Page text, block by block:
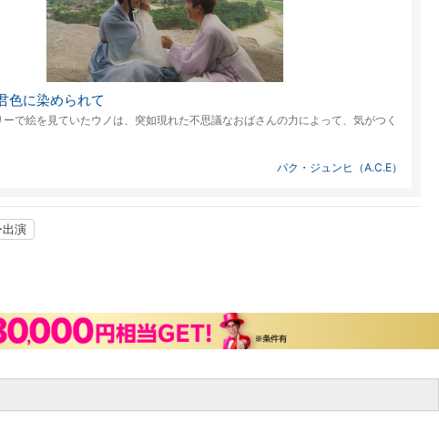
チケット
楽天チケット
エンタメニュース
推し楽
色に染められて
で絵を見ていたウノは、突如現れた不思議なおばさんの力によって、気がつく
パク・ジュンヒ（A.C.E）
出演